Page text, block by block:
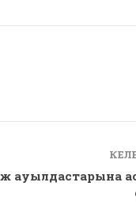
ауылдастарына